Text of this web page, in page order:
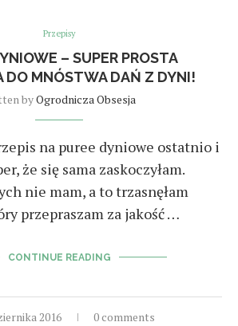
Przepisy
– SUPER PROSTA
DO MNÓSTWA DAŃ Z DYNI!
byOgrodnicza Obsesja
na puree dyniowe ostatnio i
że się sama zaskoczyłam.
nie mam, a to trzasnęłam
przepraszam za jakość …
CONTINUE READING
2016 0 comments